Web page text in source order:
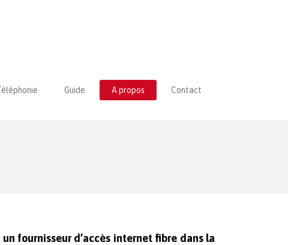
Guide A propos Contact
un fournisseur d’accès internet fibre dans la